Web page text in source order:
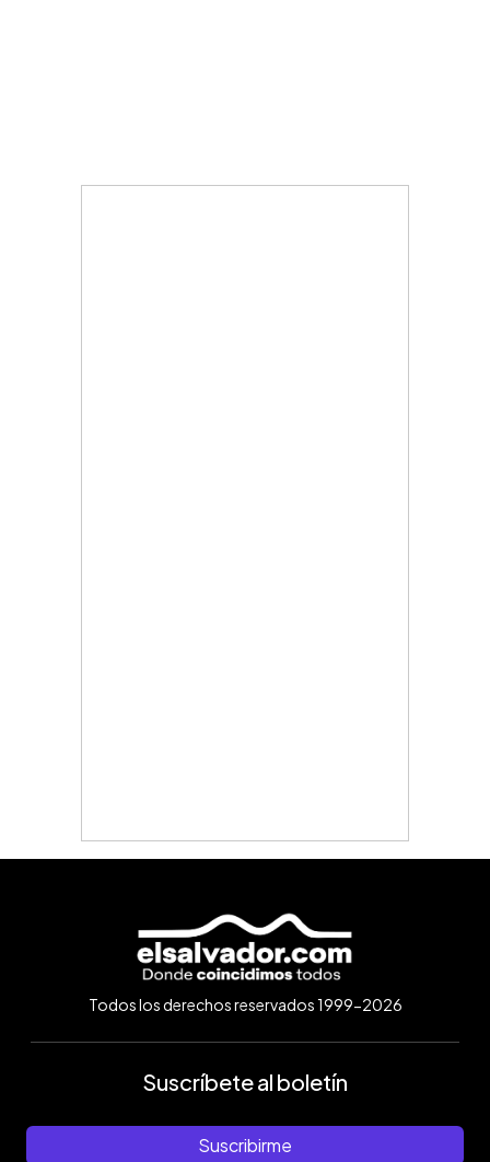
Todos los derechos reservados 1999-2026
Suscríbete al boletín
Suscribirme